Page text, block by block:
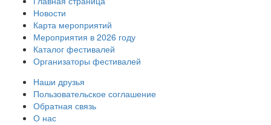
Новости
Карта мероприятий
Мероприятия в 2026 году
Каталог фестивалей
Организаторы фестивалей
Наши друзья
Пользовательское соглашение
Обратная связь
О нас